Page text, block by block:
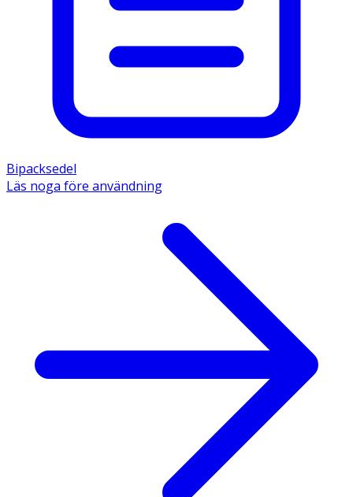
Bipacksedel
Läs noga före användning